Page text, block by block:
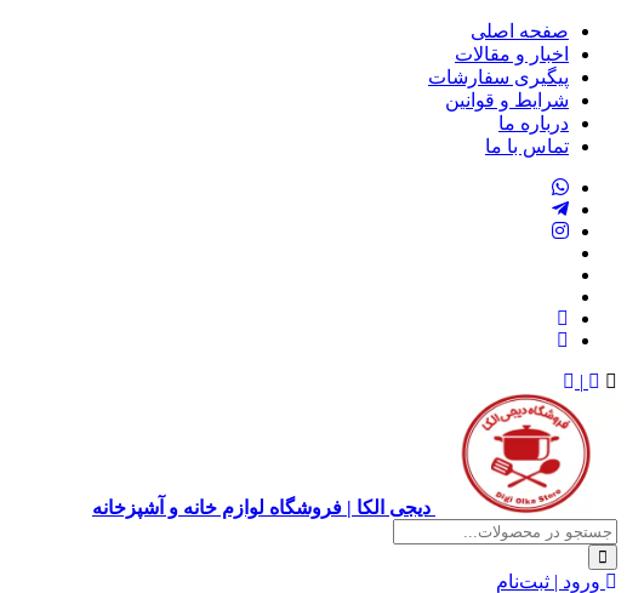
صفحه اصلی
اخبار و مقالات
پیگیری سفارشات
شرایط و قوانین
درباره ما
تماس با ما
|
دیجی الکا | فروشگاه لوازم خانه و آشپزخانه
ورود | ثبت‌نام